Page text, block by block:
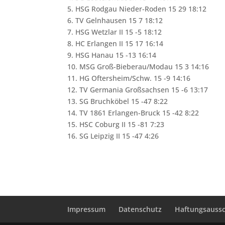
5. HSG Rodgau Nieder-Roden 15 29 18:12
6. TV Gelnhausen 15 7 18:12
7. HSG Wetzlar II 15 -5 18:12
8. HC Erlangen II 15 17 16:14
9. HSG Hanau 15 -13 16:14
10. MSG Groß-Bieberau/Modau 15 3 14:16
11. HG Oftersheim/Schw. 15 -9 14:16
12. TV Germania Großsachsen 15 -6 13:17
13. SG Bruchköbel 15 -47 8:22
14. TV 1861 Erlangen-Bruck 15 -42 8:22
15. HSC Coburg II 15 -81 7:23
16. SG Leipzig II 15 -47 4:26
Impressum Datenschutz